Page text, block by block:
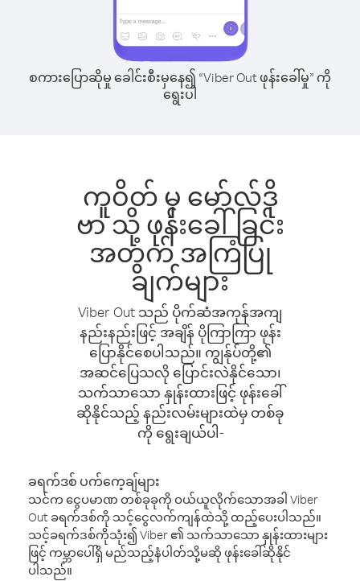
စကားပြောဆိုမှု ခေါင်းစီးမှနေ၍ “Viber Out ဖုန်းခေါ်မှု” ကို
ရွေးပါ
ကူဝိတ် မှ မော်လ်ဒို
ဗာ သို့ ဖုန်းခေါ်ခြင်း
အတွက် အကြံပြု
ချက်များ
Viber Out သည် ပိုက်ဆံအကုန်အကျ
နည်းနည်းဖြင့် အချိန် ပိုကြာကြာ ဖုန်း
ပြောနိုင်စေပါသည်။ ကျွန်ုပ်တို့၏
အဆင်ပြေသလို ပြောင်းလဲနိုင်သော၊
သက်သာသော နှုန်းထားဖြင့် ဖုန်းခေါ်
ဆိုနိုင်သည့် နည်းလမ်းများထဲမှ တစ်ခု
ကို ရွေးချယ်ပါ-
ခရက်ဒစ် ပက်ကေ့ချ်များ
သင်က ငွေပမာဏ တစ်ခုခုကို ဝယ်ယူလိုက်သောအခါ Viber
Out ခရက်ဒစ်ကို သင့်ငွေလက်ကျန်ထဲသို့ ထည့်ပေးပါသည်။
သင့်ခရက်ဒစ်ကိုသုံး၍ Viber ၏ သက်သာသော နှုန်းထားများ
ဖြင့် ကမ္ဘာပေါ်ရှိ မည်သည့်နံပါတ်သို့မဆို ဖုန်းခေါ်ဆိုနိုင်
ပါသည်။